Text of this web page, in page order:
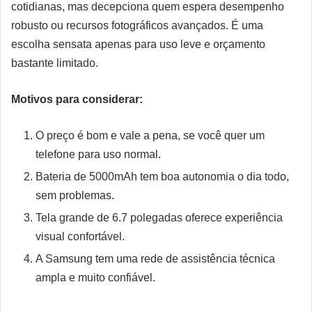
cotidianas, mas decepciona quem espera desempenho
robusto ou recursos fotográficos avançados. É uma
escolha sensata apenas para uso leve e orçamento
bastante limitado.
Motivos para considerar:
O preço é bom e vale a pena, se você quer um
telefone para uso normal.
Bateria de 5000mAh tem boa autonomia o dia todo,
sem problemas.
Tela grande de 6.7 polegadas oferece experiência
visual confortável.
A Samsung tem uma rede de assistência técnica
ampla e muito confiável.